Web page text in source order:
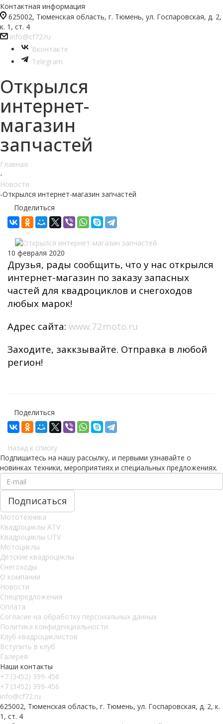
Контактная информация
625002, Тюменская область, г. Тюмень, ул. Госпаровская, д. 2,
к. 1, ст. 4
info@cf72.ru
Вконтакте
Telegram
Открылся
интернет-
магазин
запчастей
Главная
-
Новости
-Открылся интернет-магазин запчастей
Поделиться
10 февраля 2020
Друзья, рады сообщить, что у нас открылся
интернет-магазин по заказу запасных
частей для квадроциклов и снегоходов
любых марок!
Адрес сайта: www.72moto.ru
Заходите, заккзывайте. Отправка в любой
регион!
Поделиться
Назад к списку
Подпишитесь на нашу рассылку, и первыми узнавайте о
новинках техники, мероприятиях и специальных предложениях.
Мототехника
Квадроциклы ATV
Квадроциклы UTV
Мотоциклы
Детские квадроциклы
Снегоходы
О компании
Новости
Спецпредложения
Оплата
Согласие на обработку персональных данных
Политика конфиденциальности
Клуб квадроциклистов
Вступить в клуб
Галерея
Наши контакты
+7 (3452) 399-456
+7 (3452) 399-456
info@cf72.ru
625002, Тюменская область, г. Тюмень, ул. Госпаровская, д. 2, к.
1, ст. 4